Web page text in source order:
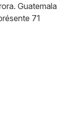
Guatemala
71